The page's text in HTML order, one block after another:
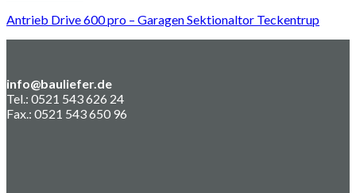
Antrieb Drive 600 pro – Garagen Sektionaltor Teckentrup
info@bauliefer.de
Tel.: 0521 543 626 24
Fax.: 0521 543 650 96